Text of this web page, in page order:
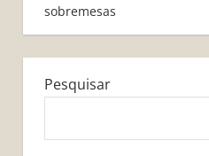
sobremesas
Pesquisar